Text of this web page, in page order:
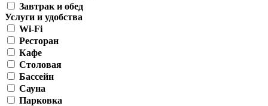
Завтрак и обед
Услуги и удобства
Wi-Fi
Ресторан
Кафе
Столовая
Бассейн
Сауна
Парковка